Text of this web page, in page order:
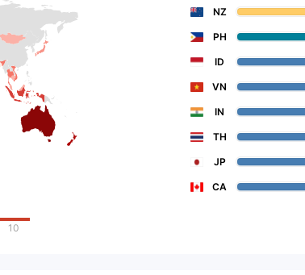
10
NZ
PH
ID
VN
IN
TH
JP
CA